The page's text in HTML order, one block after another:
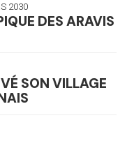
2030
DES ARAVIS
SON VILLAGE